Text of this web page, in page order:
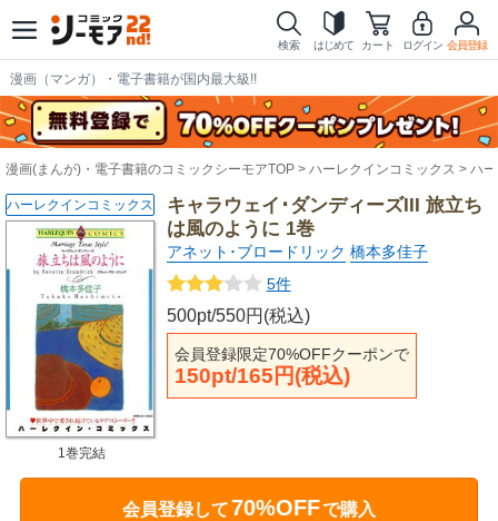
検索 はじめて カート ログイン 会員登録
漫画（マンガ）・電子書籍が国内最大級!!
漫画(まんが)・電子書籍のコミックシーモアTOP ハーレクインコミックス ハ
キャラウェイ･ダンディーズIII 旅立ち
は風のように 1巻
アネット･ブロードリック 橋本多佳子
5件
500pt/550円(税込)
会員登録限定70%OFFクーポンで
150pt/165円(税込)
ハーレクインコミックス
1巻完結
会員登録して70%OFFで購入